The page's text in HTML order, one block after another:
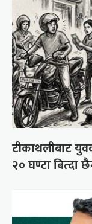
टीकाथलीबाट
२० घण्टा बित्दा